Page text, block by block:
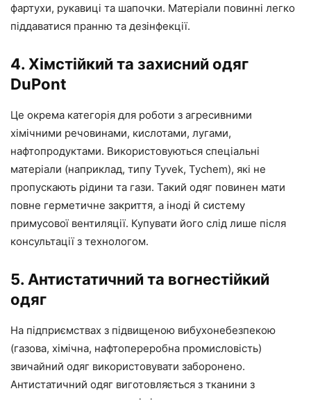
фартухи, рукавиці та шапочки. Матеріали повинні легко
піддаватися пранню та дезінфекції.
4. Хімстійкий та захисний одяг
DuPont
Це окрема категорія для роботи з агресивними
хімічними речовинами, кислотами, лугами,
нафтопродуктами. Використовуються спеціальні
матеріали (наприклад, типу Tyvek, Tychem), які не
пропускають рідини та гази. Такий одяг повинен мати
повне герметичне закриття, а іноді й систему
примусової вентиляції. Купувати його слід лише після
консультації з технологом.
5. Антистатичний та вогнестійкий
одяг
На підприємствах з підвищеною вибухонебезпекою
(газова, хімічна, нафтопереробна промисловість)
звичайний одяг використовувати заборонено.
Антистатичний одяг виготовляється з тканини з